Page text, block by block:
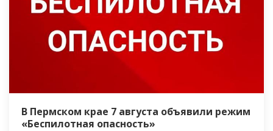
В Пермском крае 7 августа объявили режим
«Беспилотная опасность»